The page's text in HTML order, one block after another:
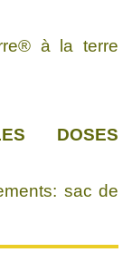
à la terre
DOSES
sac de